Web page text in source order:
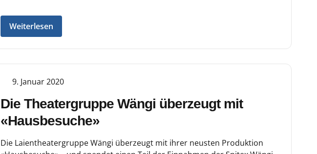
Weiterlesen
9. Januar 2020
Die Theatergruppe Wängi überzeugt mit
«Hausbesuche»
Die Laientheatergruppe Wängi überzeugt mit ihrer neusten Produktion